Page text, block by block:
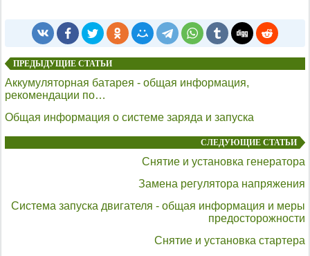
ПРЕДЫДУЩИЕ СТАТЬИ
Аккумуляторная батарея - общая информация,
рекомендации по…
Общая информация о системе заряда и запуска
СЛЕДУЮЩИЕ СТАТЬИ
Снятие и установка генератора
Замена регулятора напряжения
Система запуска двигателя - общая информация и меры
предосторожности
Снятие и установка стартера